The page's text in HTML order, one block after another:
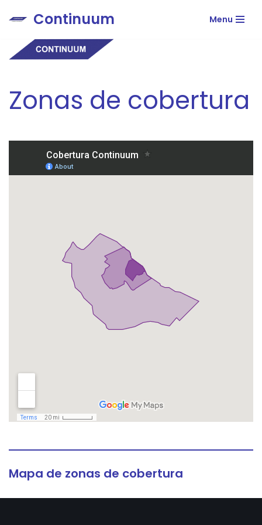
contenido
Continuum Menu
Zonas de cobertura
Mapa de zonas de cobertura